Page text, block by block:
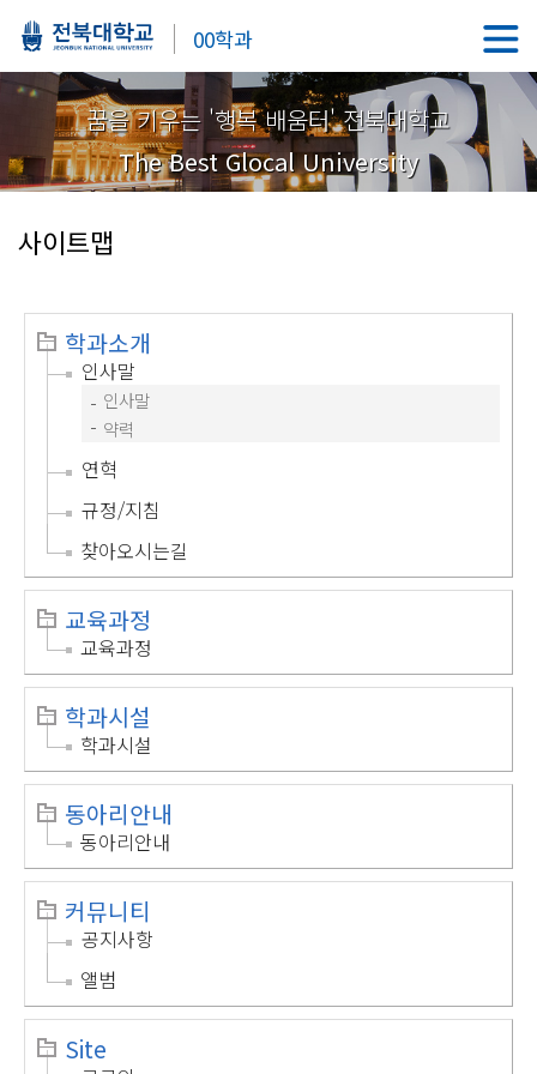
00학과
꿈을 키우는 '행복 배움터' 전북대학교
The Best Glocal University
사이트맵
학과소개
인사말
인사말
약력
연혁
규정/지침
찾아오시는길
교육과정
교육과정
학과시설
학과시설
동아리안내
동아리안내
커뮤니티
공지사항
앨범
Site